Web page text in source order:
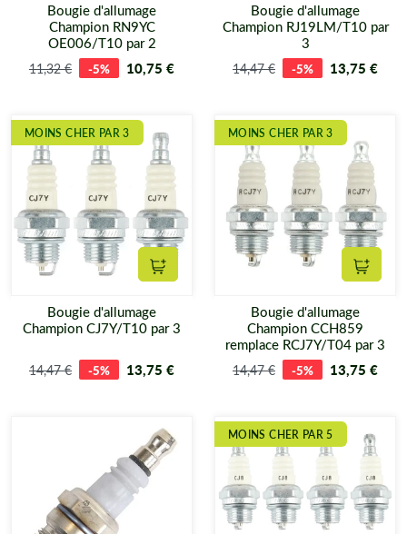
Bougie d'allumage
Champion RN9YC
OE006/T10 par 2
11,32 € -5% 10,75 €
Bougie d'allumage
Champion RJ19LM/T10 par
3
14,47 € -5% 13,75 €
MOINS CHER PAR 3
Ajouter au panier
Bougie d'allumage
Champion CJ7Y/T10 par 3
14,47 € -5% 13,75 €
MOINS CHER PAR 3
Bougie d'allumage
Champion CCH859
remplace RCJ7Y/T04 par 3
14,47 € -5% 13,75 €
MOINS CHER PAR 5